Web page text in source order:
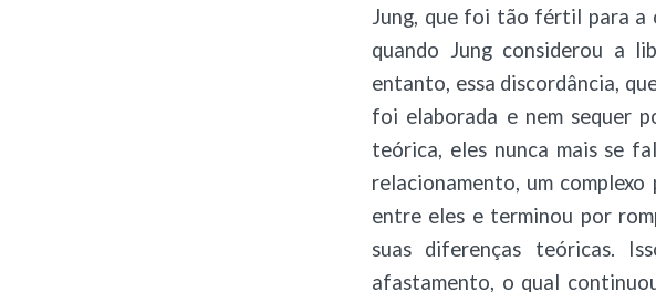
Jung, que foi tão fértil para a
quando Jung considerou a
entanto, essa discordância,
foi elaborada e nem sequer
teórica, eles nunca mais se
relacionamento, um
entre eles e terminou por
suas diferenças teóricas.
afastamento, o qual